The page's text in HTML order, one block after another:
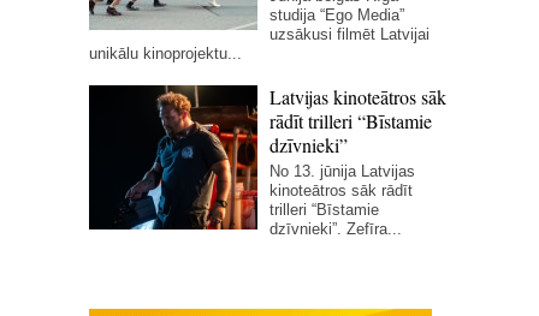
studija “Ego Media”
uzsākusi filmēt Latvijai
unikālu kinoprojektu...
Latvijas kinoteātros sāk
rādīt trilleri “Bīstamie
dzīvnieki”
No 13. jūnija Latvijas
kinoteātros sāk rādīt
trilleri “Bīstamie
dzīvnieki”. Zefīra...